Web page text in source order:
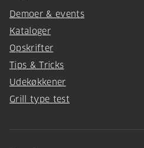
Demoer & events
Kataloger
Opskrifter
Tips & Tricks
Udekøkkener
Grill type test